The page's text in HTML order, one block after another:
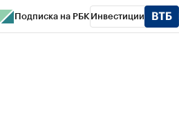
Подписка на РБК Инвестиции